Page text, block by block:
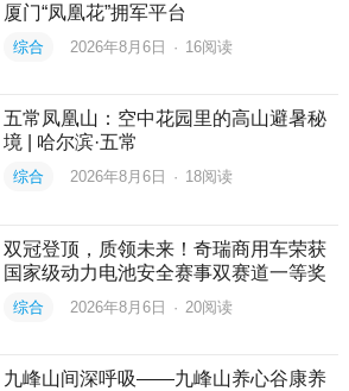
厦门“凤凰花”拥军平台
综合 2026年8月6日 · 16阅读
五常凤凰山：空中花园里的高山避暑秘
境 | 哈尔滨·五常
综合 2026年8月6日 · 18阅读
双冠登顶，质领未来！奇瑞商用车荣获
国家级动力电池安全赛事双赛道一等奖
综合 2026年8月6日 · 20阅读
九峰山间深呼吸——九峰山养心谷康养